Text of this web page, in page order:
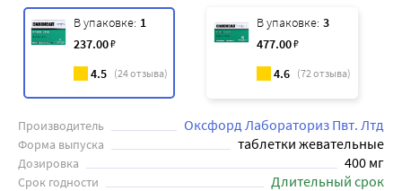
В упаковке: 1
237.00₽
4.5 (24отзыва)
В упаковке: 3
477.00₽
4.6 (72отзыва)
Производитель Оксфорд Лабораториз Пвт. Лтд
Форма выпуска таблетки жевательные
Дозировка 400 мг
Срок годности Длительный срок